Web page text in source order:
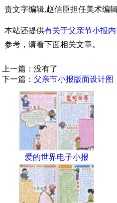
责文字编辑,赵信臣担任美术编辑
本站还提供有关于父亲节小报
参考，请看下面相关文章。
上一篇：没有了
下一篇：父亲节小报版面设计图
爱的世界电子小报